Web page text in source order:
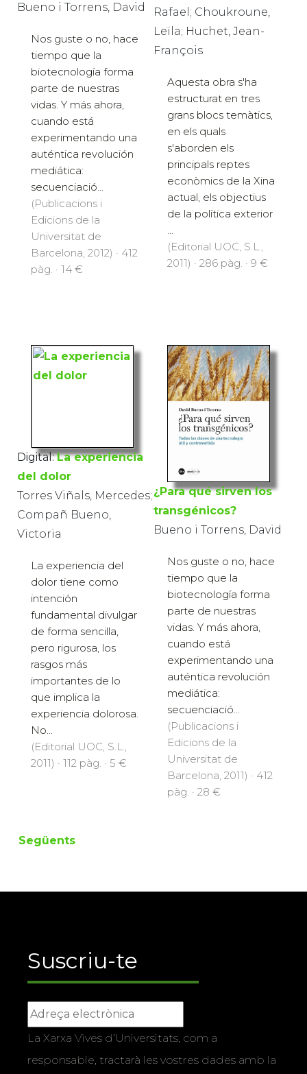
Bueno i Torrens, David
Nos guste o no, hace
tiempo que la
biotecnología forma
parte de nuestras
vidas. Y más ahora,
cuando está
experimentando una
auténtica revolución
mediática:
secuenciació...
(Publicacions i
Edicions de la
Universitat de
Barcelona, 2012) · 412
pàg. · 14 €
Rafael; Choukroune,
Leïla; Huchet, Jean-
François
Aquesta obra s'ha
estructurat en tres
grans blocs temàtics,
en els quals
s'aborden els
principals reptes
econòmics de la Xina
actual, els objectius
de la política exterior
...
(Editorial UOC, S.L.,
2011) · 286 pàg. · 9 €
Digital: La experiencia
del dolor
Torres Viñals, Mercedes;
Compañ Bueno,
Victoria
La experiencia del
dolor tiene como
intención
fundamental divulgar
de forma sencilla,
pero rigurosa, los
rasgos más
importantes de lo
que implica la
experiencia dolorosa.
No...
(Editorial UOC, S.L.,
2011) · 112 pàg. · 5 €
¿Para qué sirven los
transgénicos?
Bueno i Torrens, David
Nos guste o no, hace
tiempo que la
biotecnología forma
parte de nuestras
vidas. Y más ahora,
cuando está
experimentando una
auténtica revolución
mediática:
secuenciació...
(Publicacions i
Edicions de la
Universitat de
Barcelona, 2011) · 412
pàg. · 28 €
Següents
Suscriu-te
La Xarxa Vives d’Universitats, com a
responsable, tractarà les vostres dades amb la